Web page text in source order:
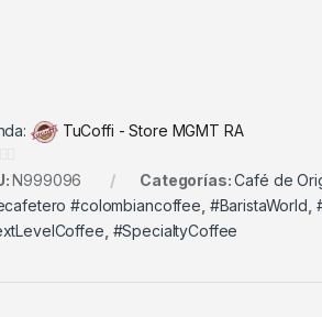
TuCoffi - Store MGMT RA
N999096 Categorías:Café de
#colombiancoffee #BaristaWorld
#SpecialtyCoffee